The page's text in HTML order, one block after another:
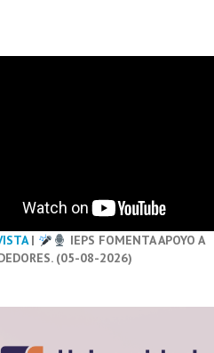
|
IEPS FOMENTA APOYO A
(05-08-2026)